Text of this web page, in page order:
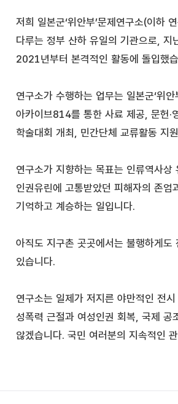
저희 일본군‘위안부’문제연구소(이하
다루는 정부 산하 유일의 기관으로,
2021년부터 본격적인 활동에 돌입했
연구소가 수행하는 업무는 일본군‘위
아카이브814를 통한 사료 제공, 문헌·
학술대회 개최, 민간단체 교류활동 지
연구소가 지향하는 목표는 인류역사
인권유린에 고통받았던 피해자의 존엄
기억하고 계승하는 일입니다.
아직도 지구촌 곳곳에서는 불행하게
있습니다.
연구소는 일제가 저지른 야만적인 전
성폭력 근절과 여성인권 회복, 국제 공
않겠습니다. 국민 여러분의 지속적인